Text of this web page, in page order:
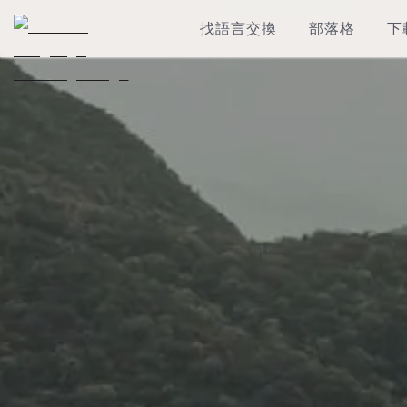
找語言交換 部落格 下